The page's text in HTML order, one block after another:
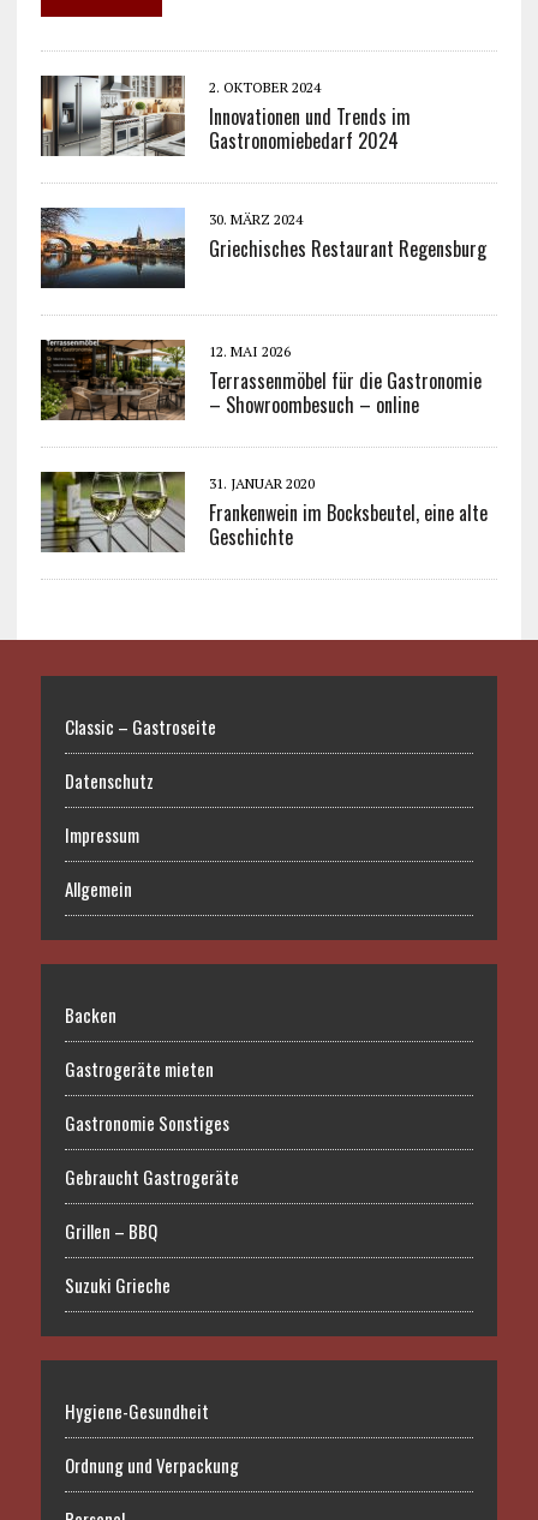
2. OKTOBER 2024
Innovationen und Trends im
Gastronomiebedarf 2024
30. MÄRZ 2024
Griechisches Restaurant Regensburg
12. MAI 2026
Terrassenmöbel für die Gastronomie
– Showroombesuch – online
31. JANUAR 2020
Frankenwein im Bocksbeutel, eine alte
Geschichte
Classic – Gastroseite
Datenschutz
Impressum
Allgemein
Backen
Gastrogeräte mieten
Gastronomie Sonstiges
Gebraucht Gastrogeräte
Grillen – BBQ
Suzuki Grieche
Hygiene-Gesundheit
Ordnung und Verpackung